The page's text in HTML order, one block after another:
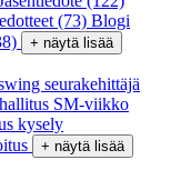
(73) Blogi
+ näytä lisää
seurakehittäjä
SM-viikko
kysely
+ näytä lisää